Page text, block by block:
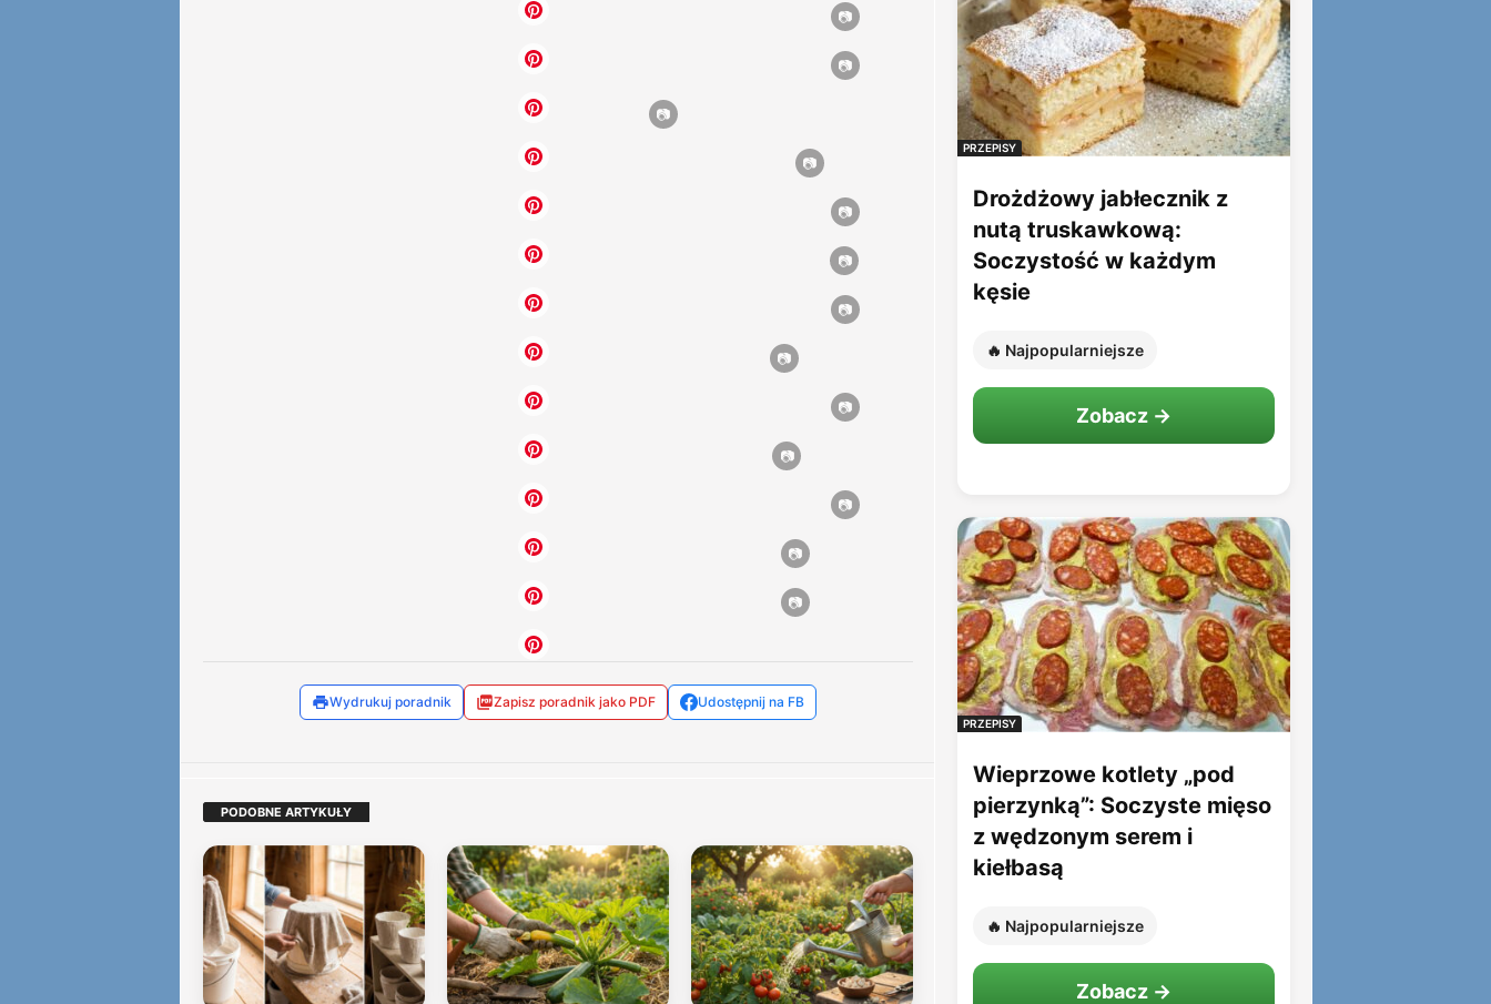
Wydrukuj poradnik Zapisz poradnik jako PDF Udostępnij na FB
PODOBNE ARTYKUŁY
PRZEPISY
Drożdżowy jabłecznik z
nutą truskawkową:
Soczystość w każdym
kęsie
🔥 Najpopularniejsze
Zobacz →
PRZEPISY
Wieprzowe kotlety „pod
pierzynką”: Soczyste mięso
z wędzonym serem i
kiełbasą
🔥 Najpopularniejsze
Zobacz →